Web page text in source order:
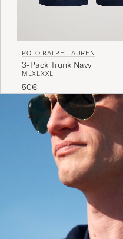
3-Pack Trunk Navy
50€